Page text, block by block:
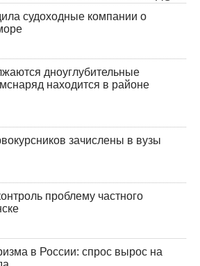
судоходные компании о
дноуглубительные
находится в районе
зачислены в вузы
проблему частного
в России: спрос вырос на